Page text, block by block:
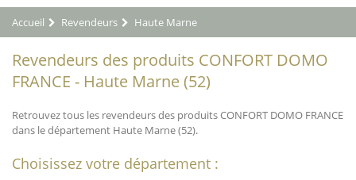
Accueil Revendeurs Haute Marne
Revendeurs des produits CONFORT DOMO
FRANCE - Haute Marne (52)
Retrouvez tous les revendeurs des produits CONFORT DOMO FRANCE
dans le département Haute Marne (52).
Choisissez votre département :